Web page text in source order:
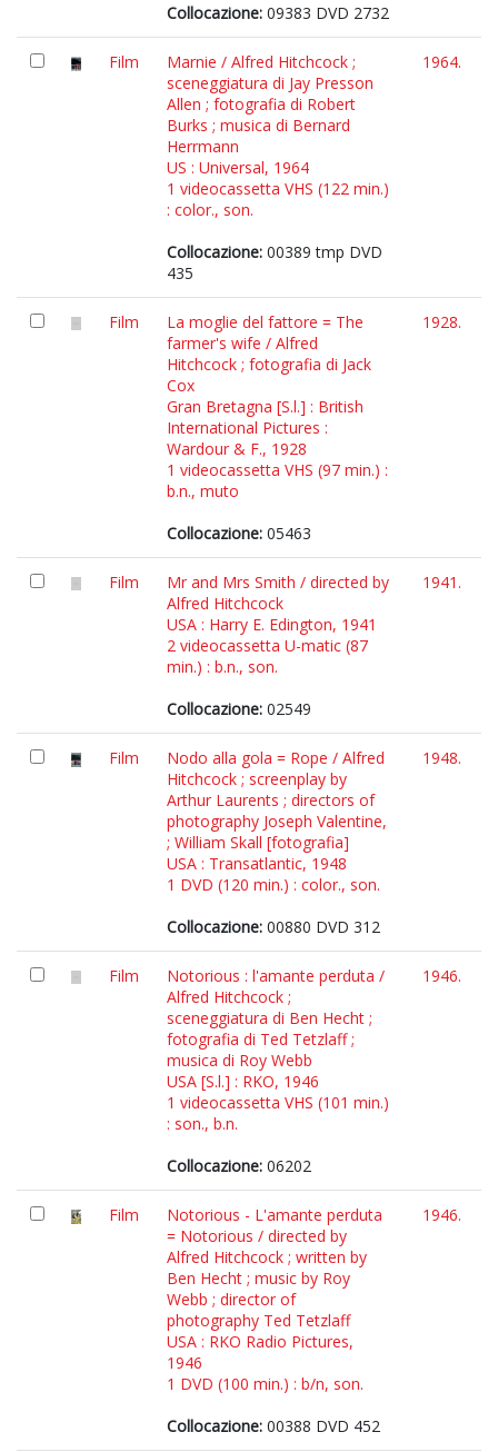
Collocazione: 09383 DVD 2732
Film
Marnie / Alfred Hitchcock ;
sceneggiatura di Jay Presson
Allen ; fotografia di Robert
Burks ; musica di Bernard
Herrmann
US : Universal, 1964
1 videocassetta VHS (122 min.)
: color., son.
Collocazione: 00389 tmp DVD
435
1964.
Film
La moglie del fattore = The
farmer's wife / Alfred
Hitchcock ; fotografia di Jack
Cox
Gran Bretagna [S.l.] : British
International Pictures :
Wardour & F., 1928
1 videocassetta VHS (97 min.) :
b.n., muto
Collocazione: 05463
1928.
Film
Mr and Mrs Smith / directed by
Alfred Hitchcock
USA : Harry E. Edington, 1941
2 videocassetta U-matic (87
min.) : b.n., son.
Collocazione: 02549
1941.
Film
Nodo alla gola = Rope / Alfred
Hitchcock ; screenplay by
Arthur Laurents ; directors of
photography Joseph Valentine,
; William Skall [fotografia]
USA : Transatlantic, 1948
1 DVD (120 min.) : color., son.
Collocazione: 00880 DVD 312
1948.
Film
Notorious : l'amante perduta /
Alfred Hitchcock ;
sceneggiatura di Ben Hecht ;
fotografia di Ted Tetzlaff ;
musica di Roy Webb
USA [S.l.] : RKO, 1946
1 videocassetta VHS (101 min.)
: son., b.n.
Collocazione: 06202
1946.
Film
Notorious - L'amante perduta
= Notorious / directed by
Alfred Hitchcock ; written by
Ben Hecht ; music by Roy
Webb ; director of
photography Ted Tetzlaff
USA : RKO Radio Pictures,
1946
1 DVD (100 min.) : b/n, son.
Collocazione: 00388 DVD 452
1946.